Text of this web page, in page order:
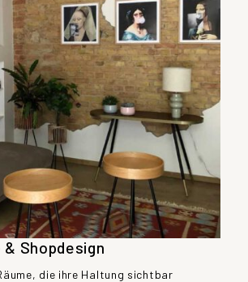
Shopdesign
die ihre Haltung sichtbar